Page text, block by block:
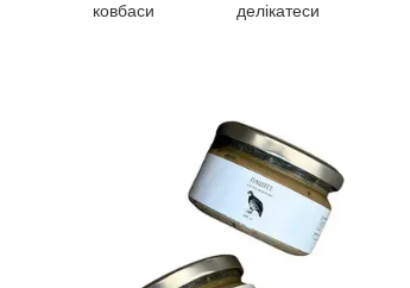
ковбаси
делікатеси